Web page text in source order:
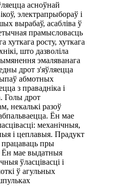
асноўнай
электрапрыбораў і
вырабаў, асабліва ў
прамысловасць
хуткага росту, хуткага
што дазволіла
эмаляванага
дрот з'яўляецца
абмотных
з правадніка і
Голы дрот
некалькі разоў
Ён мае
механічныя,
і цеплавыя. Прадукт
пры
Ён мае выдатныя
ўласцівасці і
ў агульных